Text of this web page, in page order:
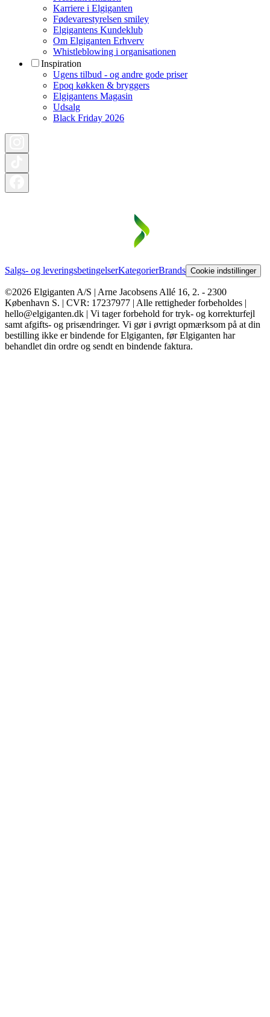
Karriere i Elgiganten
Fødevarestyrelsen smiley
Elgigantens Kundeklub
Om Elgiganten Erhverv
Whistleblowing i organisationen
Inspiration
Ugens tilbud - og andre gode priser
Epoq køkken & bryggers
Elgigantens Magasin
Udsalg
Black Friday 2026
Salgs- og leveringsbetingelserKategorierBrands Cookie indstillinger
©2026 Elgiganten A/S | Arne Jacobsens Allé 16, 2. - 2300
København S. | CVR: 17237977 | Alle rettigheder forbeholdes |
hello@elgiganten.dk | Vi tager forbehold for tryk- og korrekturfejl
samt afgifts- og prisændringer. Vi gør i øvrigt opmærksom på at din
bestilling ikke er bindende for Elgiganten, før Elgiganten har
behandlet din ordre og sendt en bindende faktura.